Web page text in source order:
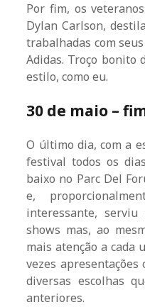
Por fim, os
Dylan Carlson,
trabalhadas com
Adidas. Troço bonito
estilo, como eu.
30 de maio –
O último dia, com a
festival todos os
baixo no Parc Del
e,
interessante,
shows mas, ao
mais atenção a cada
vezes
diversas escolhas
anteriores.